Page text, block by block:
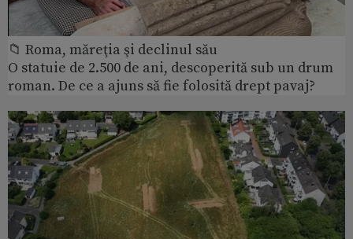
📁 Roma, măreţia şi declinul său
O statuie de 2.500 de ani, descoperită sub un drum
roman. De ce a ajuns să fie folosită drept pavaj?